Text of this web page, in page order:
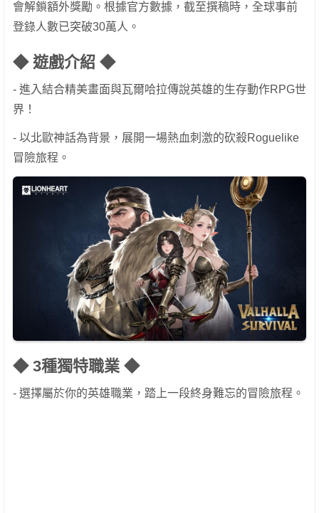
會解鎖額外獎勵。根據官方數據，截至撰稿時，全球事前
登錄人數已突破30萬人。
◆ 遊戲介紹 ◆
- 進入結合精美畫面與瓦爾哈拉傳說英雄的生存動作RPG世
界！
- 以北歐神話為背景，展開一場熱血刺激的砍殺Roguelike
冒險旅程。
◆ 3種獨特職業 ◆
- 選擇屬於你的英雄職業，踏上一段終身難忘的冒險旅程。